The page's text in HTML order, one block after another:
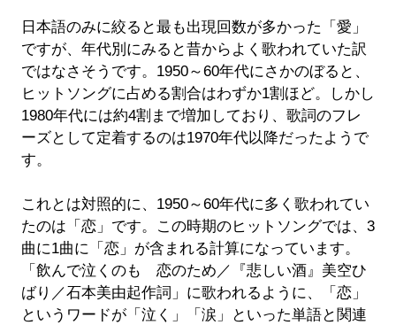
日本語のみに絞ると最も出現回数が多かった「愛」
ですが、年代別にみると昔からよく歌われていた訳
ではなさそうです。1950～60年代にさかのぼると、
ヒットソングに占める割合はわずか1割ほど。しかし
1980年代には約4割まで増加しており、歌詞のフレ
ーズとして定着するのは1970年代以降だったようで
す。
これとは対照的に、1950～60年代に多く歌われてい
たのは「恋」です。この時期のヒットソングでは、3
曲に1曲に「恋」が含まれる計算になっています。
「飲んで泣くのも 恋のため／『悲しい酒』美空ひ
ばり／石本美由起作詞」に歌われるように、「恋」
というワードが「泣く」「涙」といった単語と関連